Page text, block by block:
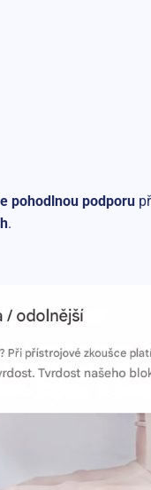
pohodlnou podporu
.